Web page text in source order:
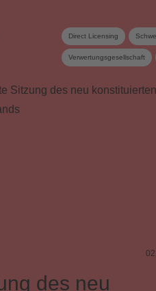
Direct Licensing
Verwertungsgesellschaft
des neu